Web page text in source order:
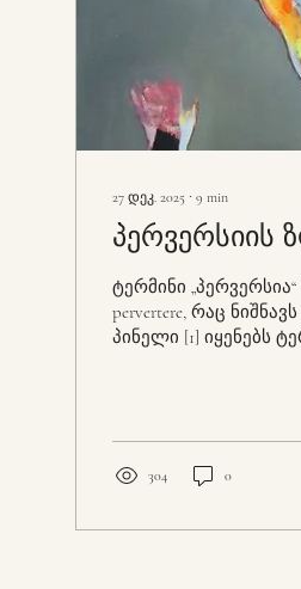
27 დეკ. 2025 ∙ 9 min
პერვერსიის
ტერმინი
pervertere, რაც
პინელი [1] იყენებს
საფრანგეთში
წელს გამოჩნდა
სახელწოდებით
304 0